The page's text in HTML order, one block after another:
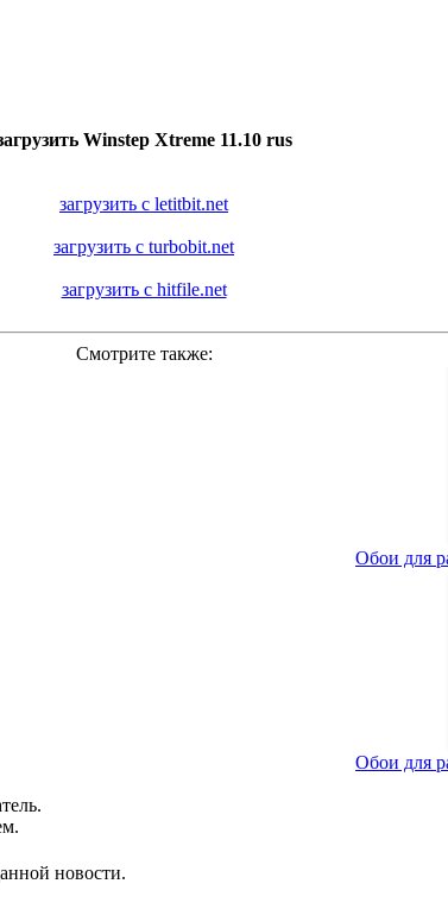
Winstep Xtreme 11.10 rus
загрузить с letitbit.net
загрузить с turbobit.net
загрузить с hitfile.net
Смотрите также:
Обои для
Обои для
новости.